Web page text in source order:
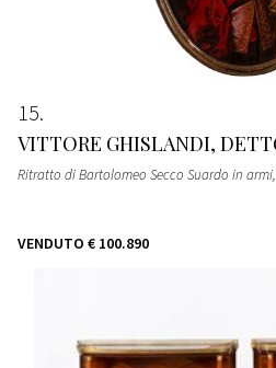
15
VITTORE GHISLANDI,
Ritratto di Bartolomeo Secco Suardo in armi
VENDUTO € 100.890